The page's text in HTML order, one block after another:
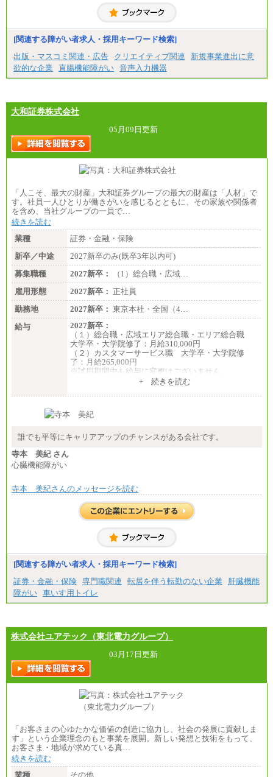
[関連する障がい者求人・採用キーワード検索]
出版・マスコミ関連・広告
クリエイティブ関連
新規事業進出に意
欲的な企業
直腸機能障がい 音声入力機器
大和証券株式会社
05月09日更新
「人こそ、最大の財産」大和証券グループの最大の財産は「人材」で
す。社員一人ひとりが働きがいを感じるとともに、その家族や関係者
を含め、当社グループの一員で…
続きを読む
業種
証券・金融・保険
新卒／中途
2027新卒のみ(既卒3年以内可)
募集職種
2027新卒：
（1）総合職・広域…
雇用形態
2027新卒： 正社員
勤務地
2027新卒： 東京本社・全国（4…
給与
2027新卒：
（１）総合職・広域エリア総合職・エリア総合職
大学卒・大学院修了：月給310,000円
（２）カスタマーサービス職 大学卒・大学院修
了：月給265,000円
※試用期間中も給与に変更はございません
+ 続きを読む
誰でも平等にキャリアアップのチャンスがある会社です。
寺本 美紀 さん
心臓機能障がい
寺本 美紀さんのメッセージを読む
[関連する障がい者求人・採用キーワード検索]
証券・金融・保険 専門職関連 転居を伴う転勤のない企業
肝臓機能
障がい 車いす用トイレ
株式会社ユアテック（東北電力グループ）
03月17日更新
「お客さまの心ゆたかな価値の創造に協力し、社会の発展に貢献しま
す」という企業理念のもと事業を展開。新しい発想と技術をもって、
お客さま・地域が求めている真…
続きを読む
業種
その他